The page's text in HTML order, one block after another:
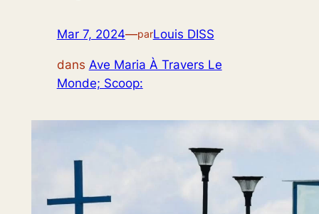
Mar 7, 2024—parLouis DISS
dans Ave Maria À Travers Le
Monde; Scoop: